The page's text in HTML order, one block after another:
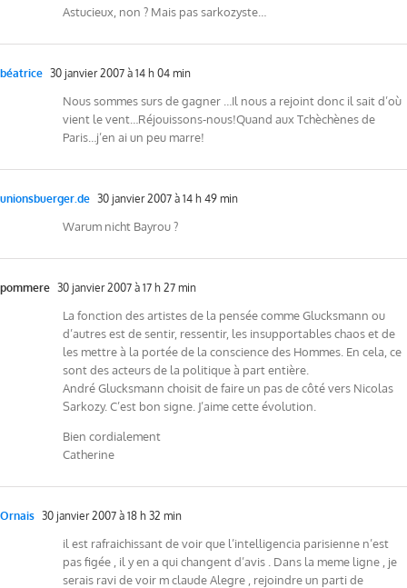
Astucieux, non ? Mais pas sarkozyste…
béatrice 30 janvier 2007 à 14 h 04 min
Nous sommes surs de gagner …Il nous a rejoint donc il sait d’où
vient le vent…Réjouissons-nous!Quand aux Tchèchènes de
Paris…j’en ai un peu marre!
unionsbuerger.de 30 janvier 2007 à 14 h 49 min
Warum nicht Bayrou ?
pommere 30 janvier 2007 à 17 h 27 min
La fonction des artistes de la pensée comme Glucksmann ou
d’autres est de sentir, ressentir, les insupportables chaos et de
les mettre à la portée de la conscience des Hommes. En cela, ce
sont des acteurs de la politique à part entière.
André Glucksmann choisit de faire un pas de côté vers Nicolas
Sarkozy. C’est bon signe. J’aime cette évolution.
Bien cordialement
Catherine
Ornais 30 janvier 2007 à 18 h 32 min
il est rafraichissant de voir que l’intelligencia parisienne n’est
pas figée , il y en a qui changent d’avis . Dans la meme ligne , je
serais ravi de voir m claude Alegre , rejoindre un parti de